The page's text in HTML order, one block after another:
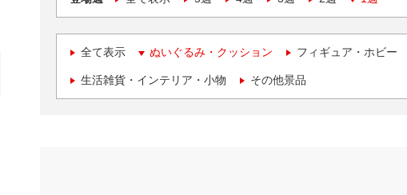
全て表示 ぬいぐるみ・クッション フィギュア・ホビー
生活雑貨・インテリア・小物 その他景品